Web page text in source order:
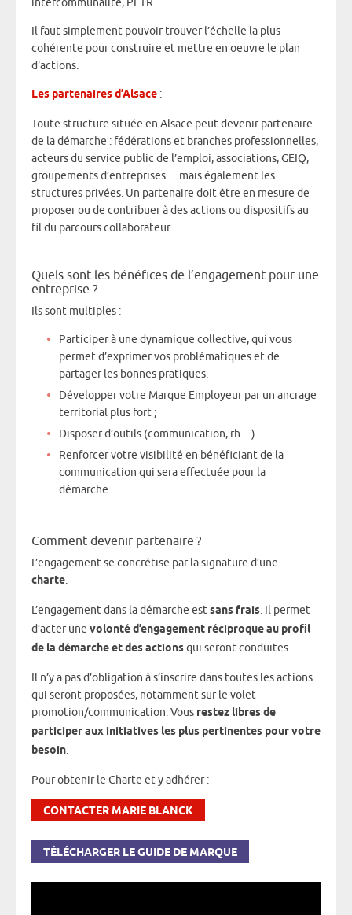
Il faut simplement pouvoir trouver l’échelle la plus
cohérente pour construire et mettre en oeuvre le plan
d'actions.
Les partenaires d’Alsace :
Toute structure située en Alsace peut devenir partenaire
de la démarche : fédérations et branches professionnelles,
acteurs du service public de l’emploi, associations, GEIQ,
groupements d’entreprises… mais également les
structures privées. Un partenaire doit être en mesure de
proposer ou de contribuer à des actions ou dispositifs au
fil du parcours collaborateur.
Quels sont les bénéfices de l’engagement pour une
entreprise ?
Ils sont multiples :
Participer à une dynamique collective, qui vous
permet d’exprimer vos problématiques et de
partager les bonnes pratiques.
Développer votre Marque Employeur par un ancrage
territorial plus fort ;
Disposer d’outils (communication, rh…)
Renforcer votre visibilité en bénéficiant de la
communication qui sera effectuée pour la
démarche.
Comment devenir partenaire ?
L’engagement se concrétise par la signature d’une
charte
L’engagement dans la démarche est sans frais . Il permet
d’acter une volonté d’engagement réciproque au profil
de la démarche et des actionsqui seront conduites.
Il n’y a pas d’obligation à s’inscrire dans toutes les actions
qui seront proposées, notamment sur le volet
promotion/communication. Vous restez libres de
participer aux initiatives les plus pertinentes pour votre
besoin
Pour obtenir le Charte et y adhérer :
CONTACTER MARIE BLANCK
TÉLÉCHARGER LE GUIDE DE MARQUE